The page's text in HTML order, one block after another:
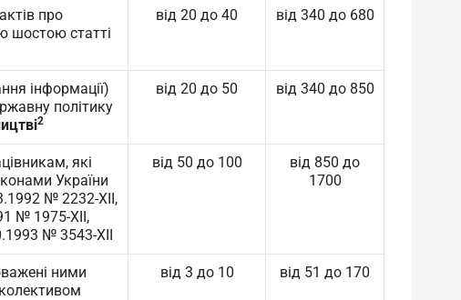
про
шостою статті
від 20 до 40 від 340 до 680
інформації)
політику
2
від 20 до 50 від 340 до 850
які
України
№ 2232-ХІІ,
№ 1975-ХІІ,
№ 3543-ХІІ
від 50 до 100
від 850 до
1700
ними
від 3 до 10 від 51 до 170